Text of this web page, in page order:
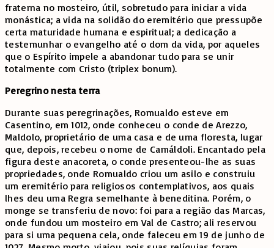
fraterna no mosteiro, útil, sobretudo para iniciar a vida
monástica; a vida na solidão do eremitério que pressupõe
certa maturidade humana e espiritual; a dedicação a
testemunhar o evangelho até o dom da vida, por aqueles
que o Espírito impele a abandonar tudo para se unir
totalmente com Cristo (triplex bonum).
Peregrino nesta terra
Durante suas peregrinações, Romualdo esteve em
Casentino, em 1012, onde conheceu o conde de Arezzo,
Maldolo, proprietário de uma casa e de uma floresta, lugar
que, depois, recebeu o nome de Camáldoli. Encantado pela
figura deste anacoreta, o conde presenteou-lhe as suas
propriedades, onde Romualdo criou um asilo e construiu
um eremitério para religiosos contemplativos, aos quais
lhes deu uma Regra semelhante à beneditina. Porém, o
monge se transferiu de novo: foi para a região das Marcas,
onde fundou um mosteiro em Val de Castro; ali reservou
para si uma pequena cela, onde faleceu em 19 de junho de